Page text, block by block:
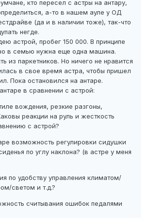
кто пересел с астры на антару,
а-то в нашем ауле у ОД
(да и в наличии тоже), так-что
негде.
астрой, пробег 150 000. В принципе
в семью нужна еще одна машина.
из паркетников. Но ничего не нравится
в свое время астра, чтобы пришел
Пока остановился на антаре.
в сравнении с астрой:
вождения, резкие разгоны,
реакции на руль и жесткость
с астрой?
возможность регулировки сидушки
по углу наклона? (в астре у меня
по удобству управления климатом/
светом и т.д.?
считывания ошибок педалями